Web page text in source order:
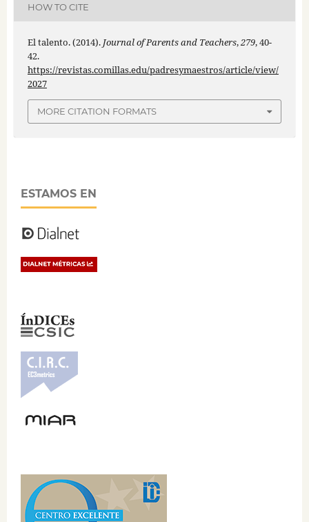
HOW TO CITE
El talento. (2014). Journal of Parents and Teachers,279, 40-
42.
https://revistas.comillas.edu/padresymaestros/article/view/
2027
MORE CITATION FORMATS
ESTAMOS EN